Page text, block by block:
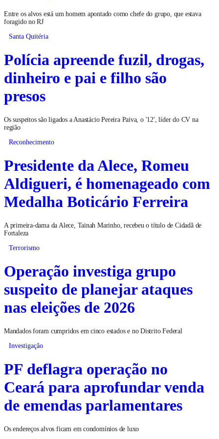
Entre os alvos está um homem apontado como chefe do grupo, que estava
foragido no RJ
Santa Quitéria
Polícia apreende fuzil, drogas,
dinheiro e pai e filho são
presos
Os suspeitos são ligados a Anastácio Pereira Paiva, o '12', líder do CV na
região
Reconhecimento
Presidente da Alece, Romeu
Aldigueri, é homenageado com
Medalha Boticário Ferreira
A primeira-dama da Alece, Tainah Marinho, recebeu o título de Cidadã de
Fortaleza
Terrorismo
Operação investiga grupo
suspeito de planejar ataques
nas eleições de 2026
Mandados foram cumpridos em cinco estados e no Distrito Federal
Investigação
PF deflagra operação no
Ceará para aprofundar venda
de emendas parlamentares
Os endereços alvos ficam em condomínios de luxo